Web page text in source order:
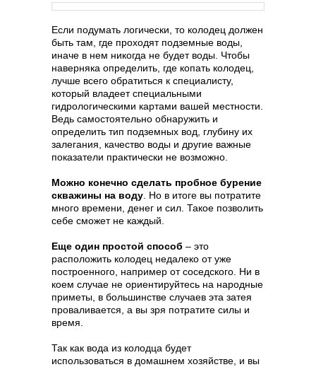
Если подумать логически, то колодец должен
быть там, где проходят подземные воды,
иначе в нем никогда не будет воды. Чтобы
наверняка определить, где копать колодец,
лучше всего обратиться к специалисту,
который владеет специальными
гидрологическими картами вашей местности.
Ведь самостоятельно обнаружить и
определить тип подземных вод, глубину их
залегания, качество воды и другие важные
показатели практически не возможно.
Можно конечно сделать пробное бурение
скважины на воду . Но в итоге вы потратите
много времени, денег и сил. Такое позволить
себе сможет не каждый.
Еще один простой способ – это
расположить колодец недалеко от уже
построенного, например от соседского. Ни в
коем случае не ориентируйтесь на народные
приметы, в большинстве случаев эта затея
проваливается, а вы зря потратите силы и
время.
Так как вода из колодца будет
использоваться в домашнем хозяйстве, и вы